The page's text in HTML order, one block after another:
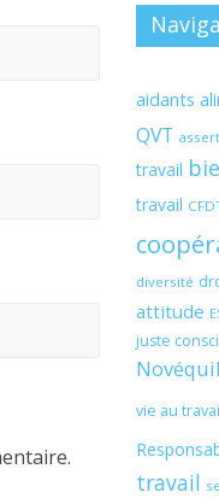
aidants
QVT
travail
travail
diversité
attitude
juste
vie au
travail